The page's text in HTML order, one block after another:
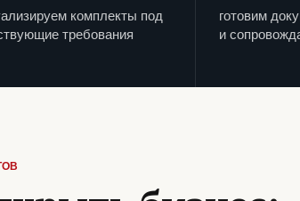
комплекты под
требования
готовим
и